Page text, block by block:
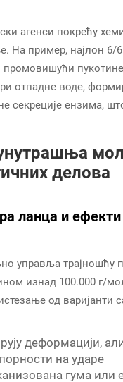
агенси покрећу
пример, најлон 6/6
отпадне воде,
секреције ензима,
делова
ланца и
управља
изнад 100.000 г/
од
деформацији,
на ударе
гума или